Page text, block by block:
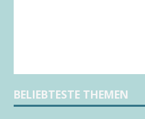
BELIEBTESTE THEMEN